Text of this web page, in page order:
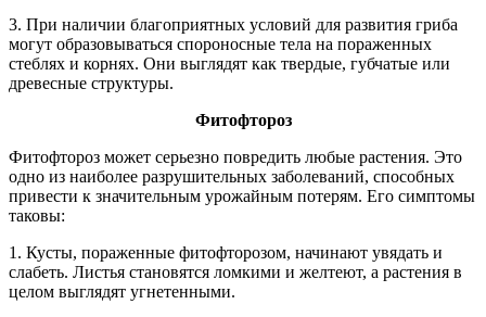
3. При наличии благоприятных условий для развития гриба
могут образовываться спороносные тела на пораженных
стеблях и корнях. Они выглядят как твердые, губчатые или
древесные структуры.
Фитофтороз
Фитофтороз может серьезно повредить любые растения. Это
одно из наиболее разрушительных заболеваний, способных
привести к значительным урожайным потерям. Его симптомы
таковы:
1. Кусты, пораженные фитофторозом, начинают увядать и
слабеть. Листья становятся ломкими и желтеют, а растения в
целом выглядят угнетенными.